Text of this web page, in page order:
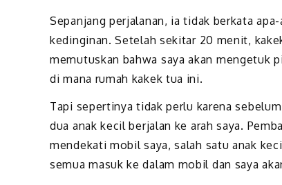
Sepanjang perjalanan, ia tidak berkata
kedinginan. Setelah sekitar 20 menit,
memutuskan bahwa saya akan mengetuk
di mana rumah kakek tua ini.
Tapi sepertinya tidak perlu karena
dua anak kecil berjalan ke arah saya.
mendekati mobil saya, salah satu anak
semua masuk ke dalam mobil dan saya